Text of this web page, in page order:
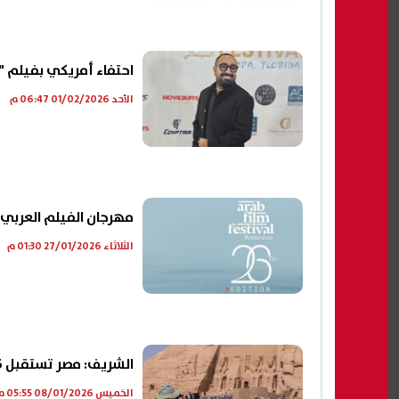
احتفاء أمريكي
الأحد 01/02/2026 06:47 م
مهرجان الفيلم العربي
الثلاثاء 27/01/2026 01:30 م
الشريف: مصر تستقبل 19.6 مليون سائح خلال عام 2025| فيديو
الخميس 08/01/2026 05:55 م
تفاصيل اكتشاف أول مجمع حمامات
ونظام هيدروليكي قديم شمال قناة
السويس
09 أغسطس, 2026 03:55 م
"